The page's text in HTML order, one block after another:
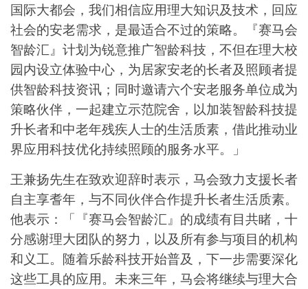
国际大都会，我们相信应用理大知识及技术，回应
社会的安老需求，是最适合不过的策略。『赛马会
智龄汇』计划为锐意推广智龄科技，不但在理大校
园内设立体验中心，为居家安老的长者及照顾者提
供智龄科技资讯；同时邀请六个安老服务单位成为
策略伙伴，一起建立示范院舍，以加装智龄科技提
升长者和中老年残疾人士的生活质素，借此推动业
界应用科技优化持续照顾的服务水平。」
王兼扬先生在致欢迎辞时表示，马会致力支援长者
自主享耆年，与不同伙伴合作提升长者生活质素。
他表示：「『赛马会智龄汇』的成绩有目共睹，十
分感谢理大团队的努力，以及所有参与项目的机构
和义工。随着乐龄科技开始普及，下一步需要深化
这些工具的应用。未来三年，马会将继续与理大合